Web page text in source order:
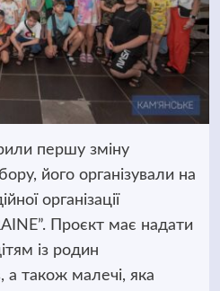
першу зміну
його організували на
організації
Проєкт має надати
із родин
а також малечі, яка